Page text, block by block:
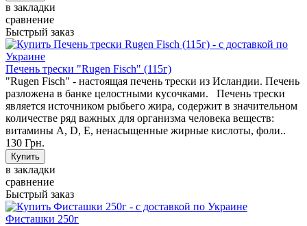
в закладки
сравнение
Быстрый заказ
Печень трески "Rugen Fisch" (115г)
"Rugen Fisch" - настоящая печень трески из Исландии. Печень
разложена в банке целостными кусочками. Печень трески
является источником рыбьего жира, содержит в значительном
количестве ряд важных для организма человека веществ:
витамины А, D, E, ненасыщенные жирные кислоты, фоли..
130 Грн.
в закладки
сравнение
Быстрый заказ
Фисташки 250г